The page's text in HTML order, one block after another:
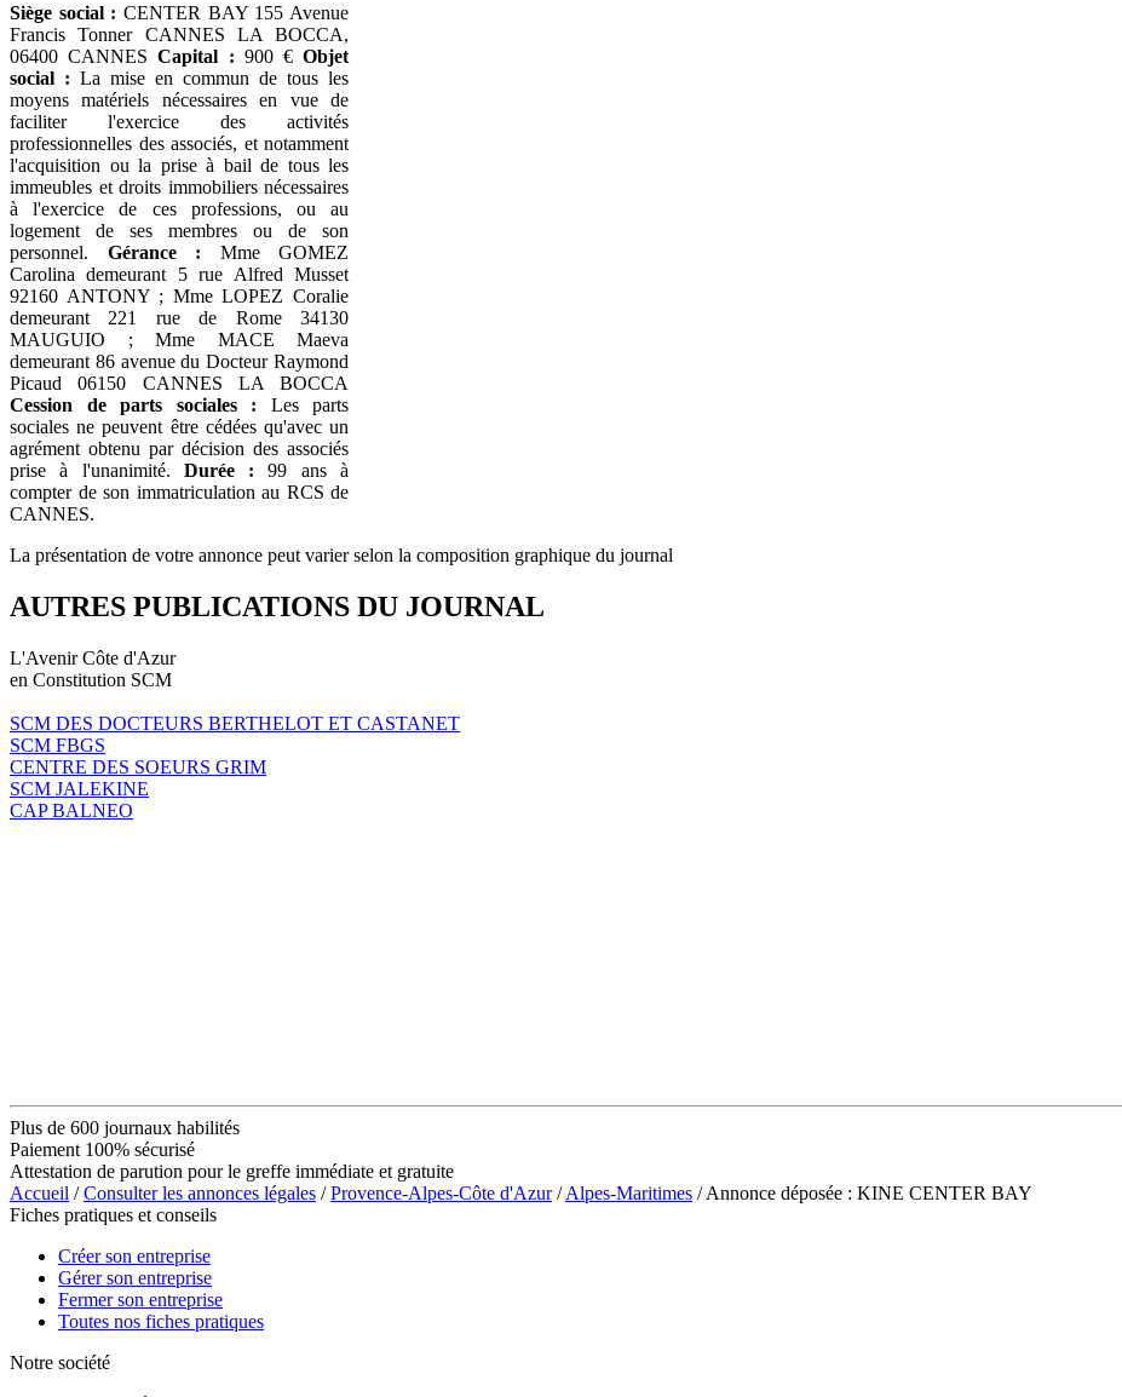
Siège social : CENTER BAY 155 Avenue
Francis Tonner CANNES LA BOCCA,
06400 CANNESCapital : 900 €Objet
social : La mise en commun de tous les
moyens matériels nécessaires en vue de
faciliter l'exercice des activités
professionnelles des associés, et notamment
l'acquisition ou la prise à bail de tous les
immeubles et droits immobiliers nécessaires
à l'exercice de ces professions, ou au
logement de ses membres ou de son
personnel. Gérance : Mme GOMEZ
Carolina demeurant 5 rue Alfred Musset
92160 ANTONY ; Mme LOPEZ Coralie
demeurant 221 rue de Rome 34130
MAUGUIO ; Mme MACE Maeva
demeurant 86 avenue du Docteur Raymond
Picaud 06150 CANNES LA BOCCA
Cession de parts sociales : Les parts
sociales ne peuvent être cédées qu'avec un
agrément obtenu par décision des associés
prise à l'unanimité. Durée : 99 ans à
compter de son immatriculation au RCS de
CANNES.
La présentation de votre annonce peut varier selon la composition graphique du journal
AUTRES PUBLICATIONS DU JOURNAL
L'Avenir Côte d'Azur
en Constitution SCM
SCM DES DOCTEURS BERTHELOT ET CASTANET
SCM FBGS
CENTRE DES SOEURS GRIM
SCM JALEKINE
CAP BALNEO
Plus de 600 journaux habilités
Paiement 100% sécurisé
Attestation de parution pour le greffe immédiate et gratuite
Accueil /Consulter les annonces légales /Provence-Alpes-Côte d'Azur/Alpes-Maritimes / Annonce déposée : KINE CENTER BAY
Fiches pratiques et conseils
Créer son entreprise
Gérer son entreprise
Fermer son entreprise
Toutes nos fiches pratiques
Notre société